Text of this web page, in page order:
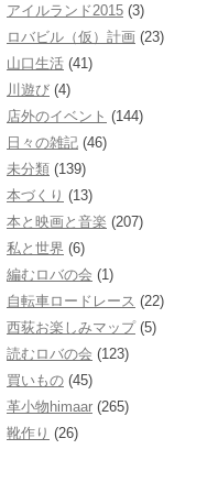
アイルランド2015 (3)
ロバビル（仮）計画 (23)
山口生活 (41)
川遊び (4)
店外のイベント (144)
日々の雑記 (46)
未分類 (139)
本づくり (13)
本と映画と音楽 (207)
私と世界 (6)
編むロバの会 (1)
自転車ロードレース (22)
西荻お楽しみマップ(5)
読むロバの会 (123)
買いもの (45)
革小物himaar (265)
靴作り (26)